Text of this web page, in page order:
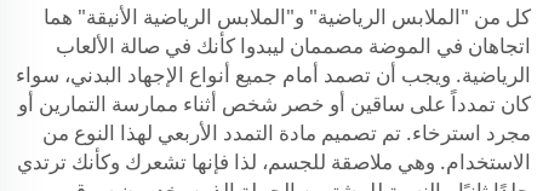
كل من "الملابس الرياضية" و"الملابس الرياضية الأنيقة" هما
اتجاهان في الموضة مصممان ليبدوا كأنك في صالة الألعاب
الرياضية. ويجب أن تصمد أمام جميع أنواع الإجهاد البدني، سواء
كان تمدداً على ساقين أو خصر شخص أثناء ممارسة التمارين أو
مجرد استرخاء. تم تصميم مادة التمدد الأربعي لهذا النوع من
الاستخدام. وهي ملاصقة للجسم، لذا فإنها تشعرك وكأنك ترتدي